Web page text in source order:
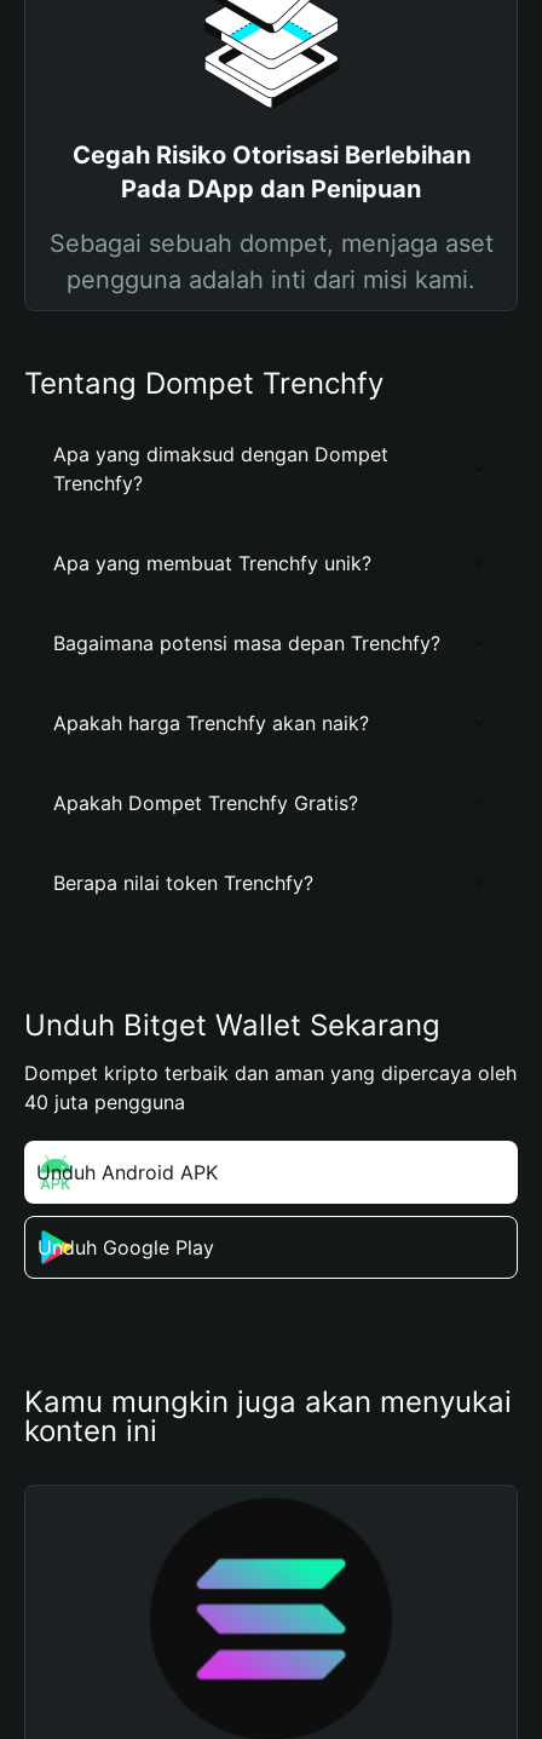
Cegah Risiko Otorisasi Berlebihan
Pada DApp dan Penipuan
Sebagai sebuah dompet, menjaga aset
pengguna adalah inti dari misi kami.
Tentang Dompet Trenchfy
Apa yang dimaksud dengan Dompet
Trenchfy?
Apa yang membuat Trenchfy unik?
Bagaimana potensi masa depan Trenchfy?
Apakah harga Trenchfy akan naik?
Apakah Dompet Trenchfy Gratis?
Berapa nilai token Trenchfy?
Unduh Bitget Wallet Sekarang
Dompet kripto terbaik dan aman yang dipercaya oleh
40 juta pengguna
Unduh Android APK
Unduh Google Play
Kamu mungkin juga akan menyukai
konten ini